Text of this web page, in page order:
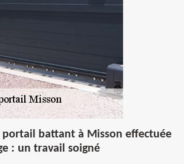
battant à Misson effectuée
: un travail soigné